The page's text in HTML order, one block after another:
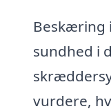
Beskæring
sundhed i
vurdere,